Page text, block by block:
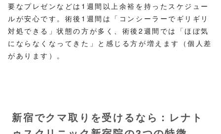
要なプレゼンなどは1週間以上余裕を持ったスケジュー
ルが安心です。術後1週間は「コンシーラーでギリギリ
対処できる」状態の方が多く、術後2週間では「ほぼ気
にならなくなってきた」と感じる方が増えます（個人差
があります）。
新宿でクマ取りを受けるなら：レナト